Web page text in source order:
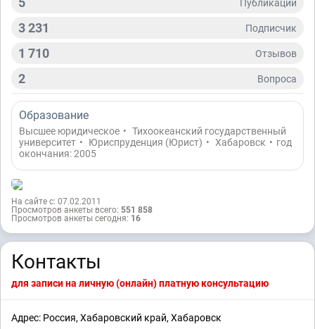
Публикаций
3 231 Подписчик
1 710 Отзывов
2 Вопросa
Образование
Высшее юридическое • Тихоокеанский государственный
университет • Юриспруденция (Юрист) • Хабаровск • год
окончания: 2005
На сайте с: 07.02.2011
Просмотров анкеты всего: 551 858
Просмотров анкеты сегодня: 16
Контакты
для записи на личную (онлайн) платную консультацию
Адрес: Россия, Хабаровский край, Хабаровск